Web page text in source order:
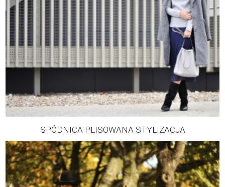
SPÓDNICA PLISOWANA STYLIZACJA